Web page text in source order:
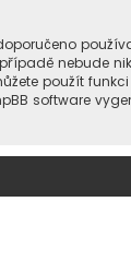
nebude
použít
software